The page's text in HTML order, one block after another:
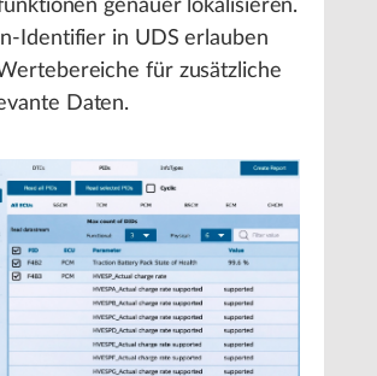
genauer lokalisieren.
Identifier in UDS erlauben
für zusätzliche
Daten.